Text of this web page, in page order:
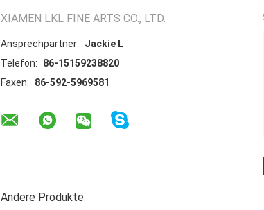
XIAMEN LKL FINE ARTS CO., LTD.
Ansprechpartner:
Jackie L
Telefon:
86-15159238820
Faxen:
86-592-5969581
Andere Produkte